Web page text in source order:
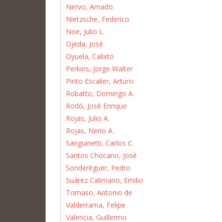
Nervo, Amado
Nietzsche, Federico
Noe, Julio L.
Ojeda, José
Oyuela, Calixto
Perkins, Jorge Walter
Pinto Escalier, Arturo
Robatto, Domingo A.
Rodó, José Enrique
Rojas, Julio A.
Rojas, Nerio A.
Sanguinetti, Carlos C.
Santos Chocano, José
Sonderéguer, Pedro
Suárez Calimano, Emilio
Tomaso, Antonio de
Valderrama, Felipe
Valencia, Guillermo